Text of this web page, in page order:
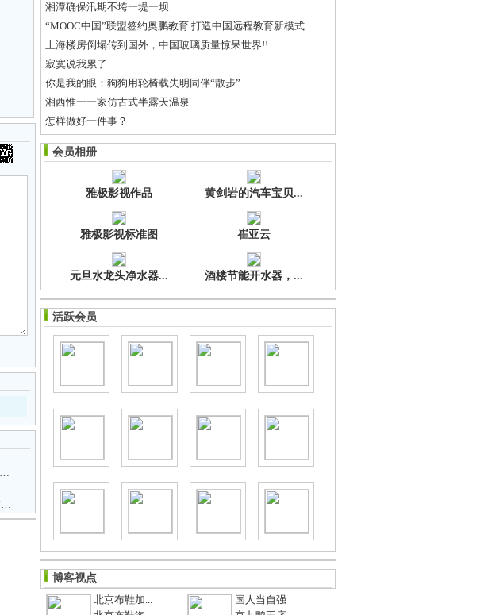
为什么现在株洲座机打长沙或者湘潭的手机前面还要加0
湘潭确保汛期不垮一堤一坝
“MOOC中国”联盟签约奥鹏教育 打造中国远程教育新模式
上海楼房倒塌传到国外，中国玻璃质量惊呆世界!!
寂寞说我累了
你是我的眼：狗狗用轮椅载失明同伴“散步”
湘西惟一一家仿古式半露天温泉
怎样做好一件事？
[杂七杂八]暴笑集合..哈哈...笑了就要回贴呀.
一货船侧翻湘江 事发株洲两人获救一人失踪
会员相册
雅极影视作品 黄剑岩的汽车宝贝...
雅极影视标准图 崔亚云
元旦水龙头净水器... 酒楼节能开水器，...
活跃会员
博客视点
北京布鞋加...
国人当自强